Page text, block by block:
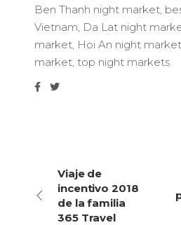
Ben Thanh night market
Vietnam Da Lat night
market Hoi An night market
market top night markets
Viaje de
incentivo 2018
de la familia
365 Travel